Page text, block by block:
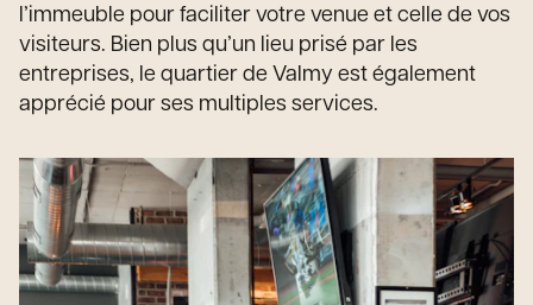
l’immeuble pour faciliter votre venue et celle de vos
visiteurs. Bien plus qu’un lieu prisé par les
entreprises, le quartier de Valmy est également
apprécié pour ses multiples services.